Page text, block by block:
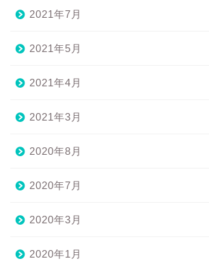
2021年7月
2021年5月
2021年4月
2021年3月
2020年8月
2020年7月
2020年3月
2020年1月